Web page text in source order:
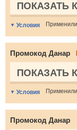
ПОКАЗАТЬ
Условия
Промокод Данар
ПОКАЗАТЬ
Условия
Промокод Данар